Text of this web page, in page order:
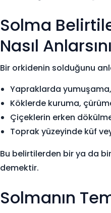
Solma
Nasıl
Bir orkidenin solduğunu
Yapraklarda
Köklerde kuruma,
Çiçeklerin erken
Toprak yüzeyinde küf
Bu belirtilerden bir ya da
demektir.
Solmanın